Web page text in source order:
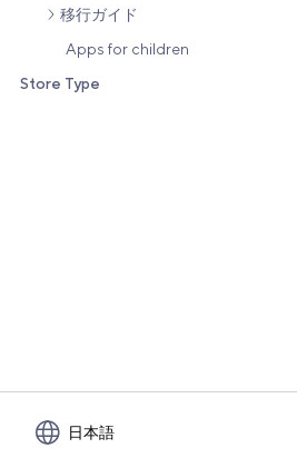
移行ガイド
Apps for children
Store Type
日本語